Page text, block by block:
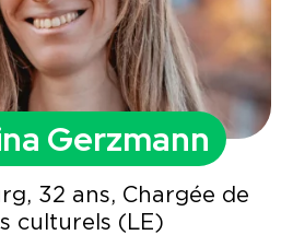
Gerzmann
32 ans, Chargée de
culturels (LE)